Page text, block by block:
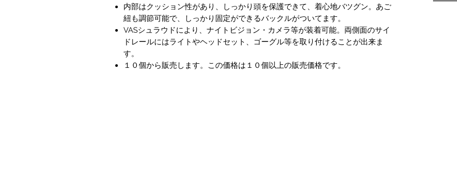
内部はクッション性があり、しっかり頭を保護できて、着心地バツグン。あご
紐も調節可能で、しっかり固定ができるバックルがついてます。
VASシュラウドにより、ナイトビジョン・カメラ等が装着可能。両側面のサイ
ドレールにはライトやヘッドセット、ゴーグル等を取り付けることが出来ま
す。
１０個から販売します。この価格は１０個以上の販売価格です。